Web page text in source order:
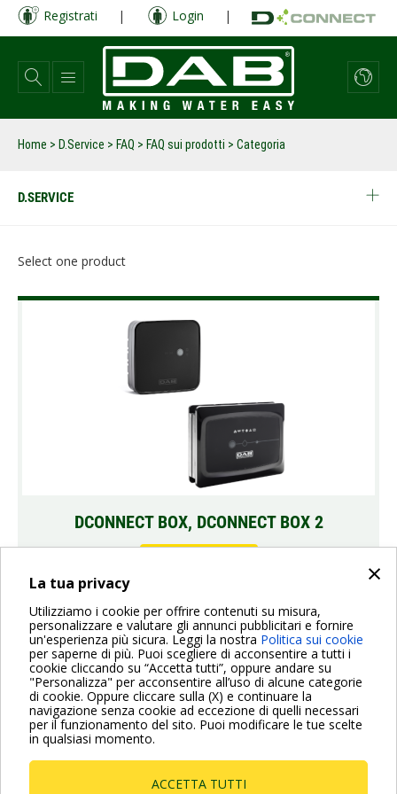
×
La tua privacy
Utilizziamo i cookie per offrire contenuti su misura,
personalizzare e valutare gli annunci pubblicitari e fornire
un'esperienza più sicura. Leggi la nostra Politica sui cookie
per saperne di più. Puoi scegliere di acconsentire a tutti i
cookie cliccando su “Accetta tutti”, oppure andare su
"Personalizza" per acconsentire all’uso di alcune categorie
di cookie. Oppure cliccare sulla (X) e continuare la
navigazione senza cookie ad eccezione di quelli necessari
per il funzionamento del sito. Puoi modificare le tue scelte
in qualsiasi momento.
ACCETTA TUTTI
Salta
contenuto
principale
Registrati | Login |
Home > D.Service > FAQ > FAQ sui prodotti > Categoria
D.SERVICE
Select one product
DCONNECT BOX, DCONNECT BOX 2
INDIETRO
Per maggiori informazioni consulta anche le Domande più
Frequenti
VAI ALLA PAGINA FAQ